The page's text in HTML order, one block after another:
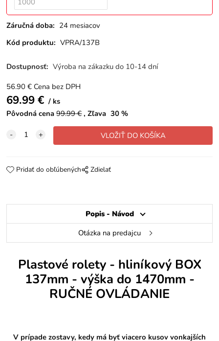
Záručná doba: 24 mesiacov
Kód produktu: VPRA/137B
Dostupnosť: Výroba na zákazku do 10-14 dní
56.90 € Cena bez DPH
69.99€
ks
Pôvodná cena 99.99€ Zľava 30 %
Pridať do obľúbených Zdielať
Popis - Návod
Otázka na predajcu
Plastové rolety - hliníkový BOX
137mm - výška do 1470mm -
RUČNÉ OVLÁDANIE
V prípade zostavy, kedy má byť viacero kusov vonkajších